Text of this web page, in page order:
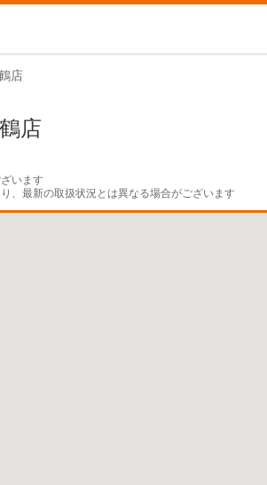
店
店
います
、最新の取扱状況とは異なる場合がございます